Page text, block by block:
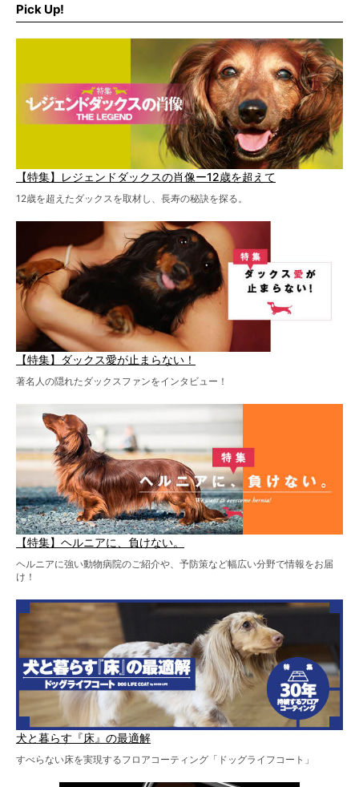
を点滴投与する治療により、歩けなかった子が投与37日で
Pick Up!
【特集】レジェンドダックスの肖像ー12歳を超えて
12歳を超えたダックスを取材し、長寿の秘訣を探る。
【特集】ダックス愛が止まらない！
著名人の隠れたダックスファンをインタビュー！
【特集】ヘルニアに、負けない。
ヘルニアに強い動物病院のご紹介や、予防策など幅広い分野で情報をお届
け！
犬と暮らす『床』の最適解
すべらない床を実現するフロアコーティング「ドッグライフコート」